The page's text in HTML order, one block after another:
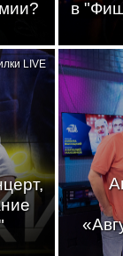
в
LIVE